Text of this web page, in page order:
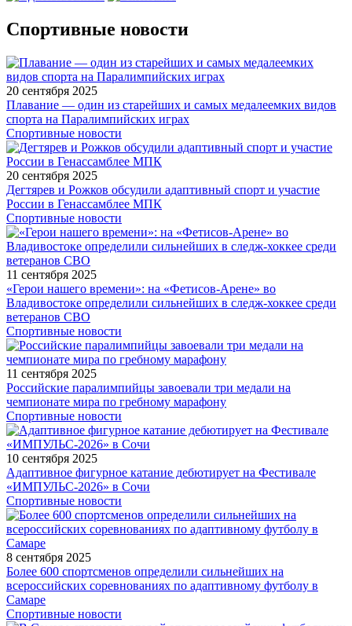
Спортивные новости
20 сентября 2025
Плавание — один из старейших и самых медалеемких видов
спорта на Паралимпийских играх
Спортивные новости
20 сентября 2025
Дегтярев и Рожков обсудили адаптивный спорт и участие
России в Генассамблее МПК
Спортивные новости
11 сентября 2025
«Герои нашего времени»: на «Фетисов-Арене» во
Владивостоке определили сильнейших в следж-хоккее среди
ветеранов СВО
Спортивные новости
11 сентября 2025
Российские паралимпийцы завоевали три медали на
чемпионате мира по гребному марафону
Спортивные новости
10 сентября 2025
Адаптивное фигурное катание дебютирует на Фестивале
«ИМПУЛЬС-2026» в Сочи
Спортивные новости
8 сентября 2025
Более 600 спортсменов определили сильнейших на
всероссийских соревнованиях по адаптивному футболу в
Самаре
Спортивные новости